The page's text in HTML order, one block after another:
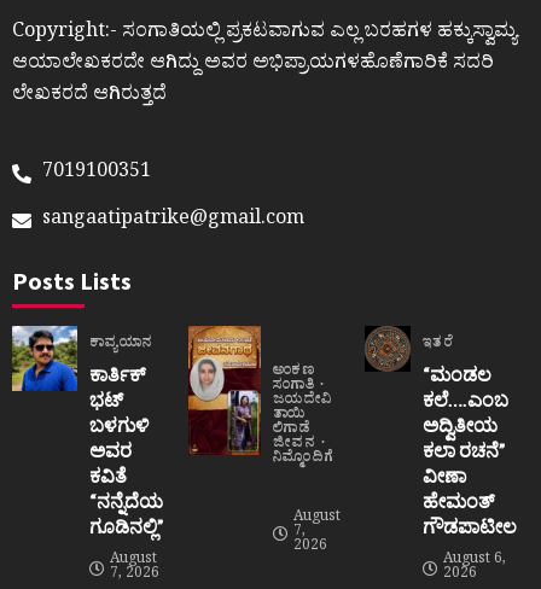
Copyright:- ಸಂಗಾತಿಯಲ್ಲಿ ಪ್ರಕಟವಾಗುವ ಎಲ್ಲ ಬರಹಗಳ ಹಕ್ಕುಸ್ವಾಮ್ಯ
ಆಯಾಲೇಖಕರದೇ ಆಗಿದ್ದು ಅವರ ಅಭಿಪ್ರಾಯಗಳಹೊಣೆಗಾರಿಕೆ ಸದರಿ
ಲೇಖಕರದೆ ಆಗಿರುತ್ತದೆ
7019100351
sangaatipatrike@gmail.com
Posts Lists
ಕಾವ್ಯಯಾನ
ಕಾರ್ತಿಕ್
ಭಟ್
ಬಳಗುಳಿ
ಅವರ
ಕವಿತೆ
“ನನ್ನೆದೆಯ
ಗೂಡಿನಲ್ಲಿ”
August
7, 2026
ಅಂಕಣ
ಸಂಗಾತಿ
ಜಯದೇವಿ
ತಾಯಿ
ಲಿಗಾಡೆ
ಜೀವನ
ನಿಮ್ಮೊಂದಿಗೆ
August
7,
2026
ಇತರೆ
“ಮಂಡಲ
ಕಲೆ….ಎಂಬ
ಅದ್ವಿತೀಯ
ಕಲಾ ರಚನೆ”‌
ವೀಣಾ
ಹೇಮಂತ್‌
ಗೌಡಪಾಟೀಲ
August 6,
2026